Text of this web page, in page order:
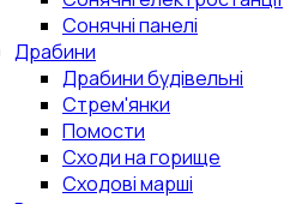
Сонячні панелі
Драбини
Драбини будівельні
Стрем'янки
Помости
Сходи на горище
Сходові марші